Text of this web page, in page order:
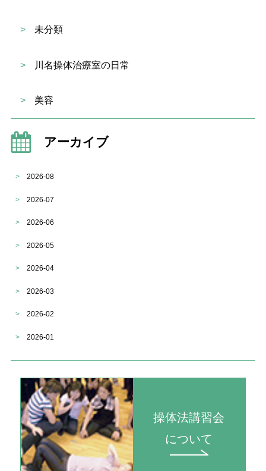
> 未分類
> 川名操体治療室の日常
> 美容
アーカイブ
> 2026-08
> 2026-07
> 2026-06
> 2026-05
> 2026-04
> 2026-03
> 2026-02
> 2026-01
操体法講習会
について